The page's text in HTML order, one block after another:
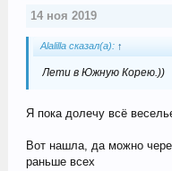
14 ноя 2019
Alalilla сказал(а): ↑
Лети в Южную Корею.))
Я пока долечу всё
Вот нашла, да можно
раньше всех